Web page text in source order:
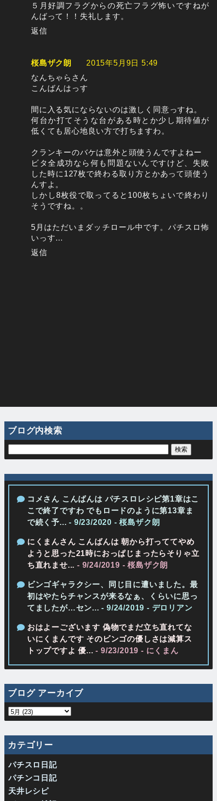
５月好調フラグからの死亡フラグ怖いですねが
んばって！！失礼します。
返信
桜島ザク朗
2015年5月9日 5:49
なんちゃらさん
こんばんはっす
間に入る気にならないのは激しく同意っすね。
何台か打てそうな台がある時とか少し期待値が
低くても居心地良い方で打ちますわ。
クランキーのバケは意外と頭使うんですよねー
ビタ全成功なら何も問題ないんですけど、失敗
した時に127枚で終わる取り方とかあって頭使う
んすよ。
しかし8枚役で取ってると100枚ちょいで終わり
そうですね。。
5月はただいまダッチロール中です。パチスロ怖
いっす…
返信
ブログ内検索
コメさん こんばんは パチスロレシピ第1章はこ
こで終了ですわ でもロードのように第13章ま
で続く予... - 9/23/2020 - 桜島ザク朗
にくまんさん こんばんは 朝から打っててやめ
ようと思った21時におっぱじまったらそりゃ立
ち直れませ... - 9/24/2019 - 桜島ザク朗
ビンゴギャラクシー、同じ目に遭いました。最
初はやたらチャンスが来るなぁ、くらいに思っ
てましたが…セン... - 9/24/2019 - デロリアン
おはよーございます 偽物でまだ立ち直れてな
いにくまんです そのビンゴの優しさは減算ス
トップですよ 優... - 9/23/2019 - にくまん
ブログ アーカイブ
カテゴリー
パチスロ日記
パチンコ日記
天井レシピ